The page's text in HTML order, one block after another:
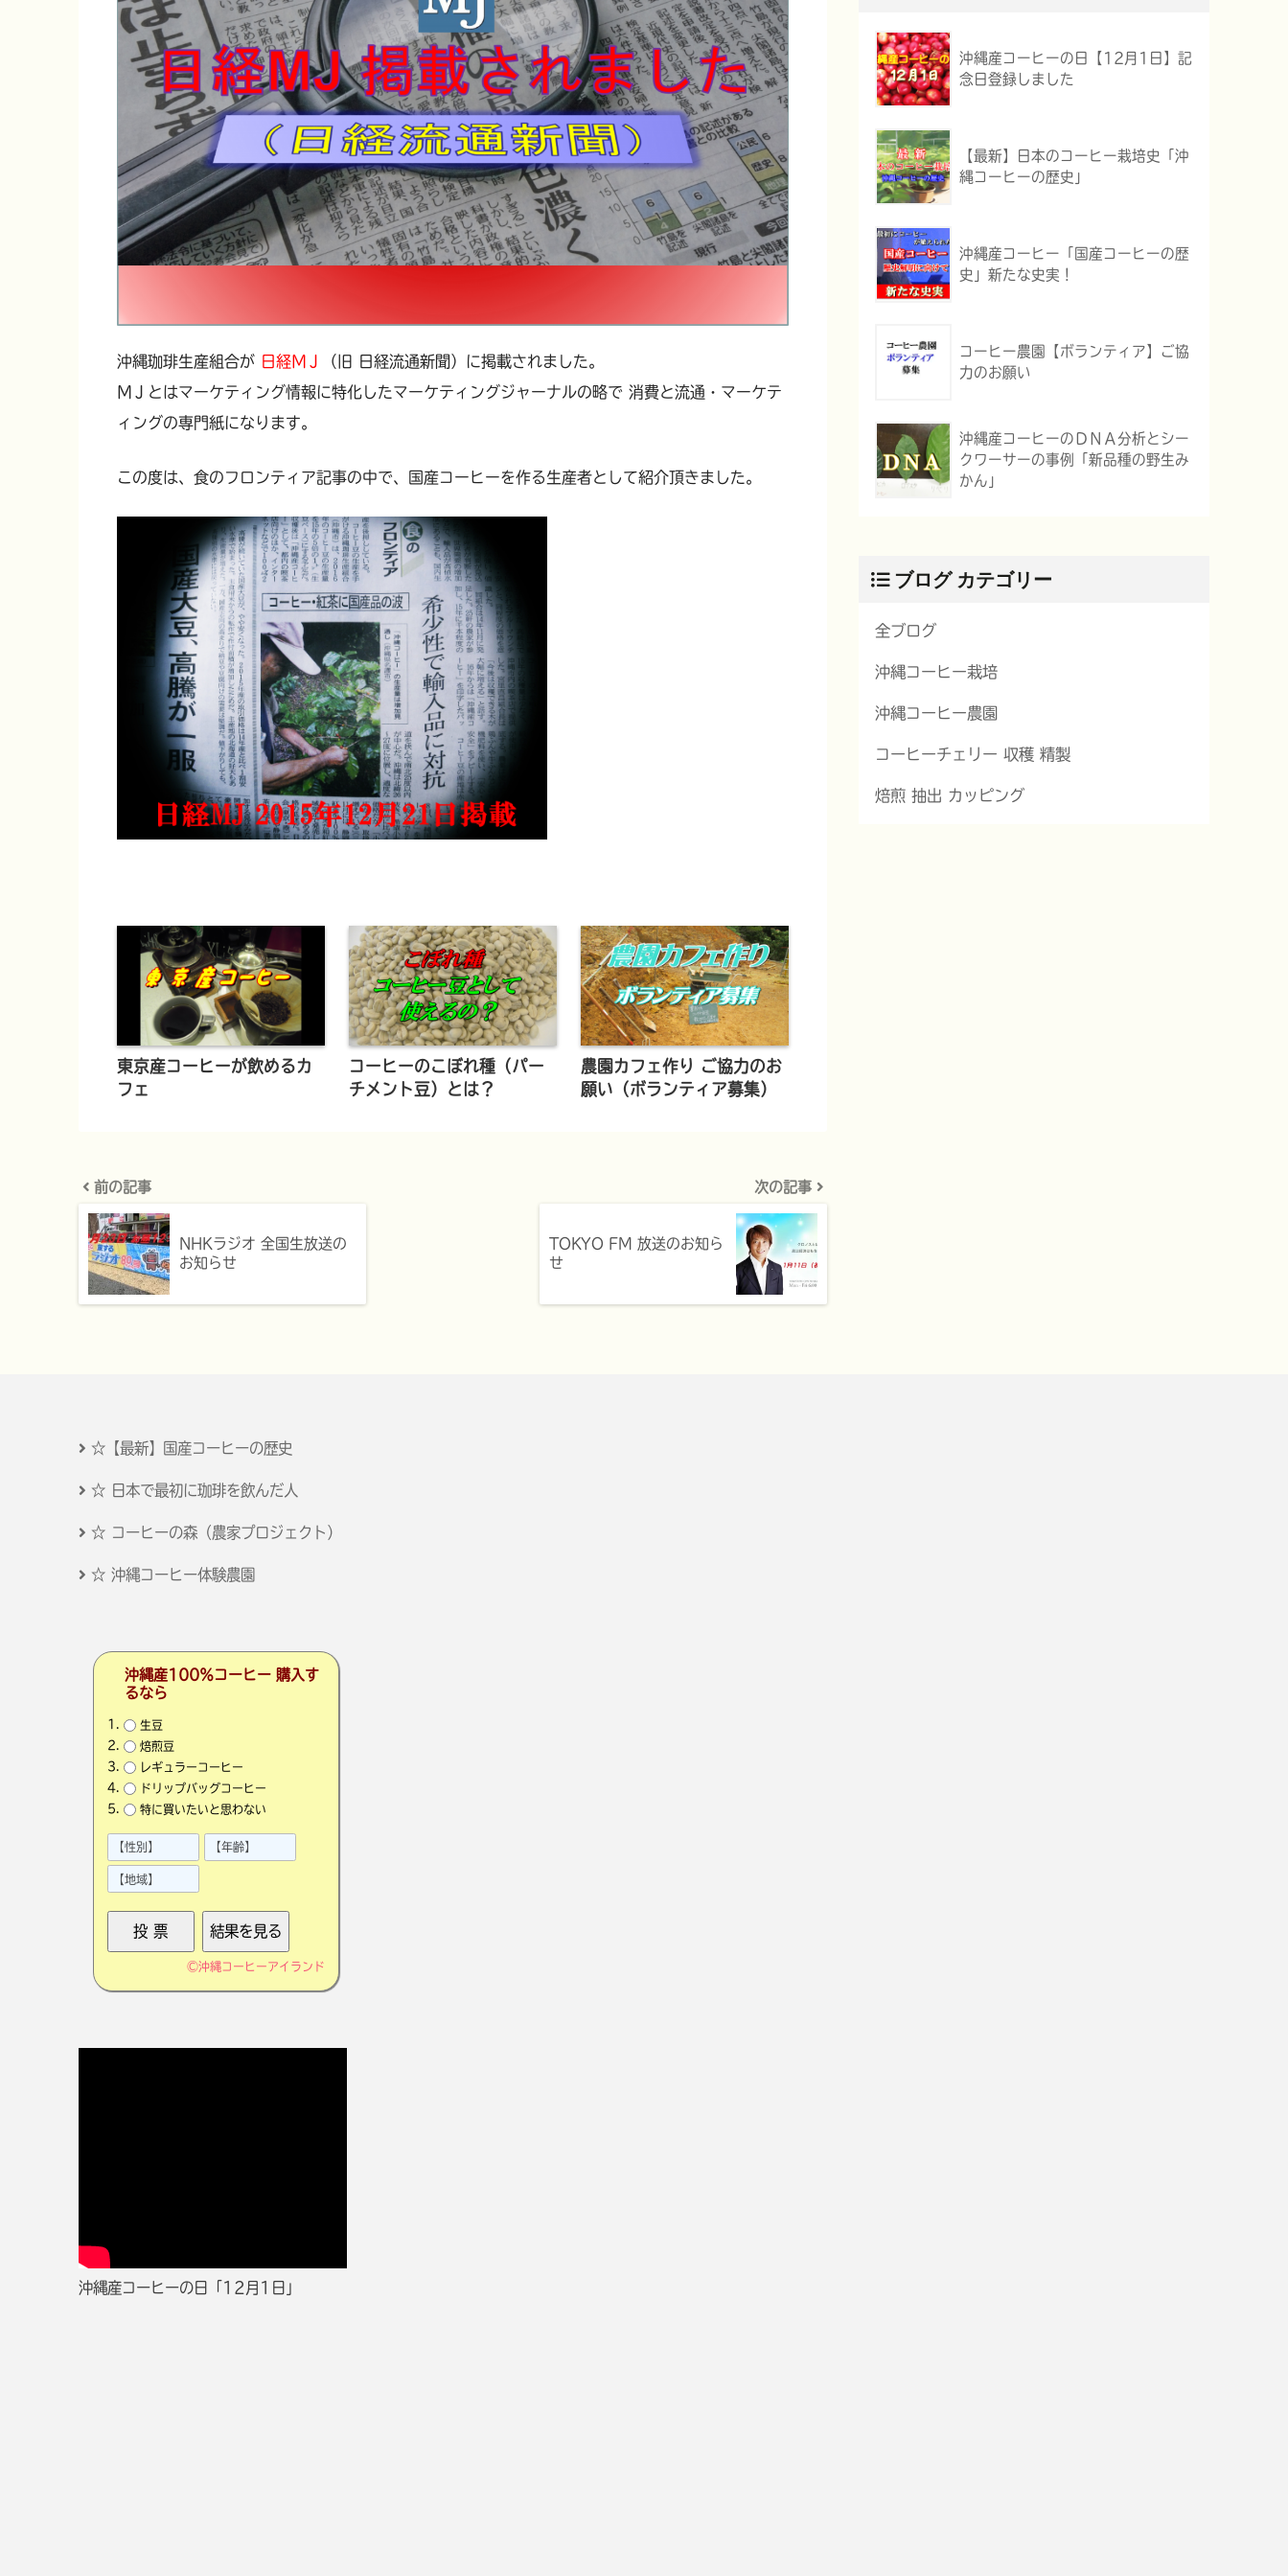
沖縄珈琲生産組合が 日経ＭＪ
（旧 日経流通新聞）に掲載されました。
ＭＪとはマーケティング情報に特化したマーケティングジャーナルの略で 消費と流通・マーケテ
ィングの専門紙になります。
この度は、食のフロンティア記事の中で、国産コーヒーを作る生産者として紹介頂きました。
東京産コーヒーが飲めるカ
フェ
コーヒーのこぼれ種（パー
チメント豆）とは？
農園カフェ作り ご協力のお
願い（ボランティア募集）
前の記事
NHKラジオ 全国生放送の
お知らせ
次の記事
TOKYO FM 放送のお知ら
せ
沖縄産コーヒーの日【12月1日】記
念日登録しました
【最新】日本のコーヒー栽培史「沖
縄コーヒーの歴史」
沖縄産コーヒー「国産コーヒーの歴
史」新たな史実！
コーヒー農園【ボランティア】ご協
力のお願い
沖縄産コーヒーのＤＮＡ分析とシー
クワーサーの事例「新品種の野生み
かん」
ブログ カテゴリー
全ブログ
沖縄コーヒー栽培
沖縄コーヒー農園
コーヒーチェリー 収穫 精製
焙煎 抽出 カッピング
☆【最新】国産コーヒーの歴史
☆ 日本で最初に珈琲を飲んだ人
☆ コーヒーの森（農家プロジェクト）
☆ 沖縄コーヒー体験農園
沖縄産100％コーヒー 購入す
るなら
生豆
焙煎豆
レギュラーコーヒー
ドリップバッグコーヒー
特に買いたいと思わない
©沖縄コーヒーアイランド
沖縄産コーヒーの日「12月1日」